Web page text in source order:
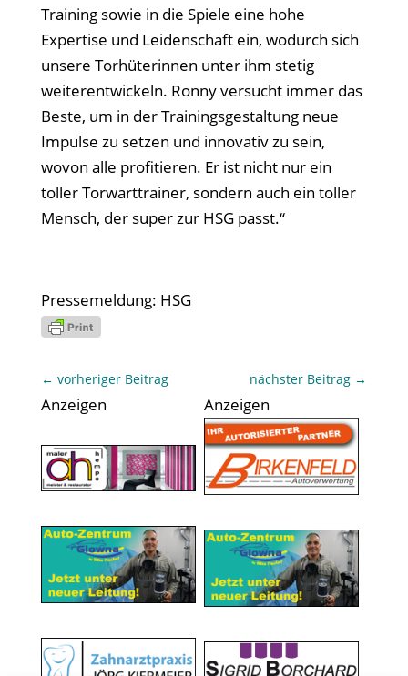
Training sowie in die Spiele eine hohe
Expertise und Leidenschaft ein, wodurch sich
unsere Torhüterinnen unter ihm stetig
weiterentwickeln. Ronny versucht immer das
Beste, um in der Trainingsgestaltung neue
Impulse zu setzen und innovativ zu sein,
wovon alle profitieren. Er ist nicht nur ein
toller Torwarttrainer, sondern auch ein toller
Mensch, der super zur HSG passt.“
Pressemeldung: HSG
← vorheriger Beitrag nächster Beitrag →
Anzeigen Anzeigen